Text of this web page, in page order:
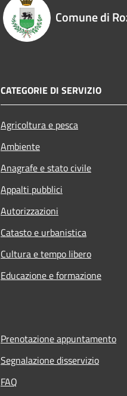
Comune di
CATEGORIE DI SERVIZIO
Agricoltura e pesca
Ambiente
Anagrafe e stato civile
Appalti pubblici
Autorizzazioni
Catasto e urbanistica
Cultura e tempo libero
Educazione e formazione
Prenotazione appuntamento
Segnalazione disservizio
FAQ